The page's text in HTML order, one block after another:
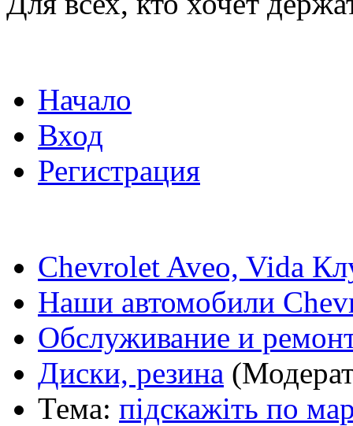
Начало
Вход
Регистрация
Chevrolet Aveo, Vida
Наши автомобили
Обслуживание и
Диски, резина
Тема: підскажіть по